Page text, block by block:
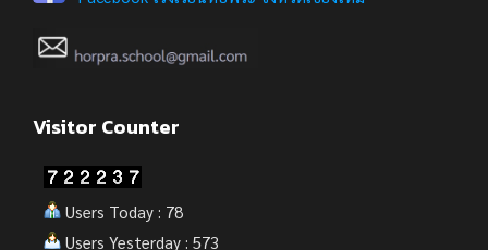
Visitor Counter
Users Today : 78
Users Yesterday : 573